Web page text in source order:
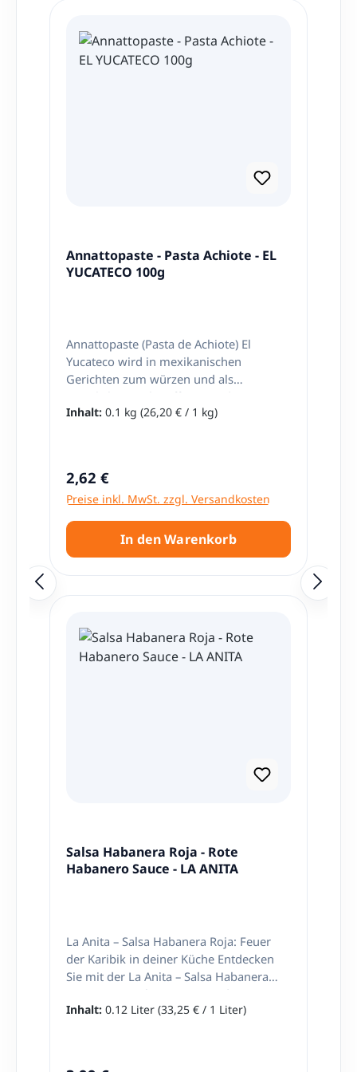
Mexquisita Konzentrat lässt sich dieses
köstliche Getränk ganz einfach zu Hause
zubereiten. Mischen Sie das Konzentrat
Annattopaste - Pasta Achiote - EL
YUCATECO 100g
Annattopaste (Pasta de Achiote) El
Yucateco wird in mexikanischen
Gerichten zum würzen und als
natürlichen Farbstoff verwendet. Pasta
de Achiote ist ideal zum Würzen von
Inhalt: 0.1 kg (26,20 € / 1 kg)
Regulärer Preis:
2,62 €
Preise inkl. MwSt. zzgl. Versandkosten
In den Warenkorb
Salsa Habanera Roja - Rote
Habanero Sauce - LA ANITA
La Anita – Salsa Habanera Roja: Feuer
der Karibik in deiner Küche Entdecken
Sie mit der La Anita – Salsa Habanera
Schärfe und den einzigartigen
Inhalt: 0.12 Liter (33,25 € / 1 Liter)